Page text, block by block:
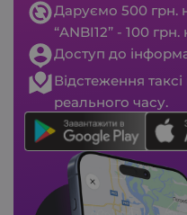
Даруємо 500 грн.
“ANBI12” - 100
Доступ до
Відстеження
реального часу.